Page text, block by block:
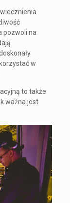
pozwoli na
w
to także
ważna jest